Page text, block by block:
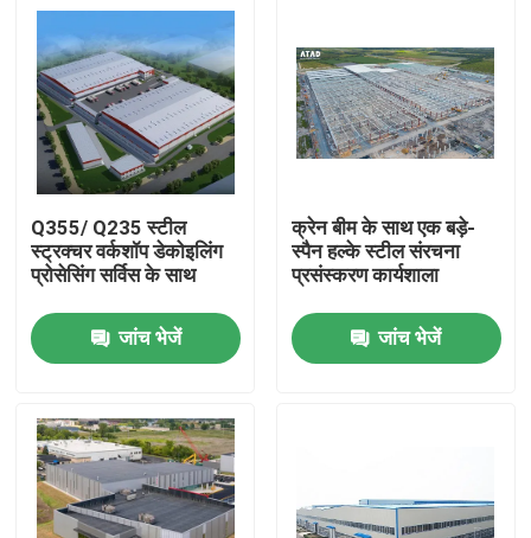
उत्पादों
Q355/ Q235 स्टील
स्ट्रक्चर वर्कशॉप डेकोइलिंग
प्रोसेसिंग सर्विस के साथ
जांच भेजें
क्रेन बीम के साथ एक बड़े-
स्पैन हल्के स्टील संरचना
प्रसंस्करण कार्यशाला
जांच भेजें